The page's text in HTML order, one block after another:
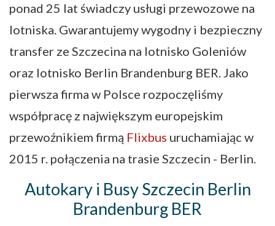
ponad 25 lat świadczy usługi przewozowe na
lotniska. Gwarantujemy wygodny i bezpieczny
transfer ze Szczecina na lotnisko Goleniów
oraz lotnisko Berlin Brandenburg BER. Jako
pierwsza firma w Polsce rozpoczęliśmy
współpracę z największym europejskim
przewoźnikiem firmą Flixbus uruchamiając w
2015 r. połączenia na trasie Szczecin - Berlin.
Autokary i Busy Szczecin Berlin
Brandenburg BER